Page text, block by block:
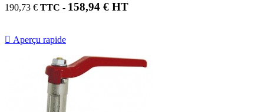
190,73 € TTC - 158,94 € HT
 Aperçu rapide